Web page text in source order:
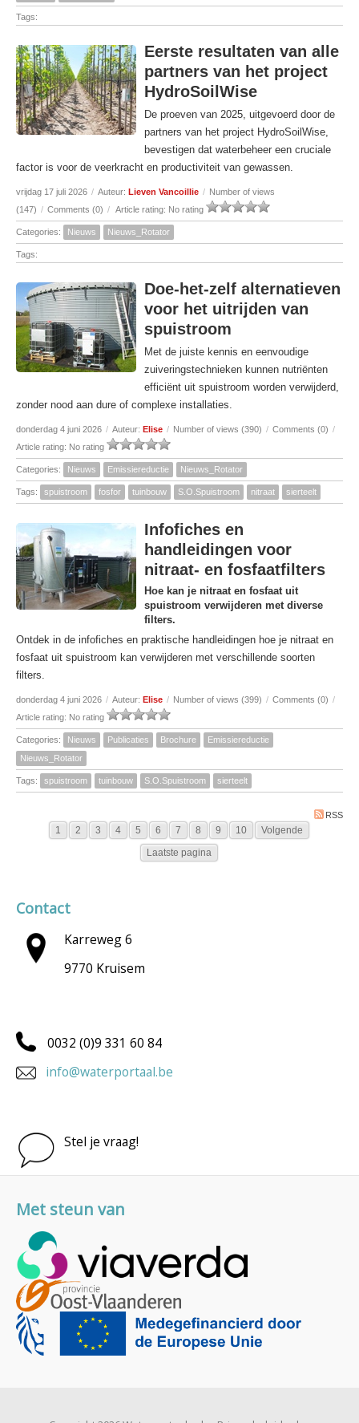
Tags:
Eerste resultaten van alle
partners van het project
HydroSoilWise
De proeven van 2025, uitgevoerd door de
partners van het project HydroSoilWise,
bevestigen dat waterbeheer een cruciale
factor is voor de veerkracht en productiviteit van gewassen.
vrijdag 17 juli 2026 / Auteur: Lieven Vancoillie / Number of views
(147) / Comments (0) / Article rating: No rating
Categories: Nieuws Nieuws_Rotator
Tags:
Doe-het-zelf alternatieven
voor het uitrijden van
spuistroom
Met de juiste kennis en eenvoudige
zuiveringstechnieken kunnen nutriënten
efficiënt uit spuistroom worden verwijderd,
zonder nood aan dure of complexe installaties.
donderdag 4 juni 2026 / Auteur: Elise / Number of views (390) / Comments (0) /
Article rating: No rating
Categories: Nieuws Emissiereductie Nieuws_Rotator
Tags: spuistroom fosfor tuinbouw S.O.Spuistroom nitraat sierteelt
Infofiches en
handleidingen voor
nitraat- en fosfaatfilters
Hoe kan je nitraat en fosfaat uit
spuistroom verwijderen met diverse
filters.
Ontdek in de infofiches en praktische handleidingen hoe je nitraat en
fosfaat uit spuistroom kan verwijderen met verschillende soorten
filters.
donderdag 4 juni 2026 / Auteur: Elise / Number of views (399) / Comments (0) /
Article rating: No rating
Categories: Nieuws Publicaties Brochure
Emissiereductie
Nieuws_Rotator
Tags: spuistroom tuinbouw S.O.Spuistroom sierteelt
RSS
1 2 3 4 5 6 7 8 9 10
Volgende
Laatste pagina
Contact
Karreweg 6
9770 Kruisem
0032 (0)9 331 60 84
info@waterportaal.be
Stel je vraag!
Met steun van